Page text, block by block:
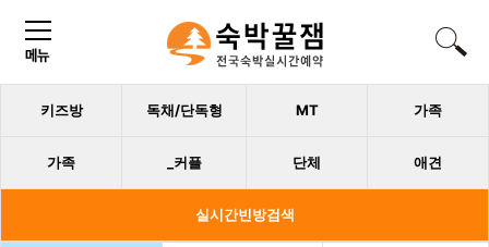
키즈방 독채/단독형 MT 가족
가족 _커플 단체 애견
실시간빈방검색